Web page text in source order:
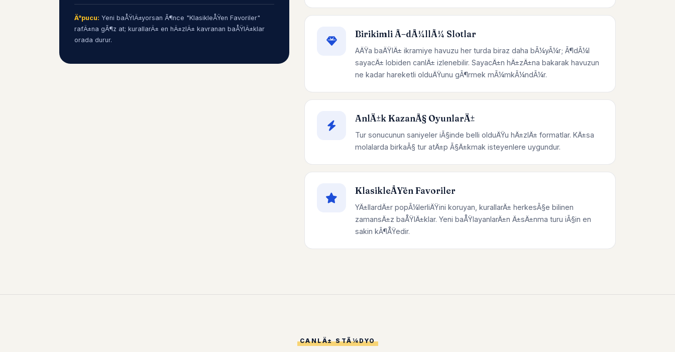
Ä°pucu: Yeni baÅŸlÄ±yorsan Ã¶nce "KlasikleÅŸen Favoriler"
rafÄ±na gÃ¶z at; kurallarÄ± en hÄ±zlÄ± kavranan baÅŸlÄ±klar
orada durur.
Birikimli Ã–dÃ¼llÃ¼ Slotlar
AÄŸa baÄŸlÄ± ikramiye havuzu her turda biraz daha bÃ¼yÃ¼r; Ã¶dÃ¼l
sayacÄ± lobiden canlÄ± izlenebilir. SayacÄ±n hÄ±zÄ±na bakarak havuzun
ne kadar hareketli olduÄŸunu gÃ¶rmek mÃ¼mkÃ¼ndÃ¼r.
AnlÄ±k KazanÃ§ OyunlarÄ±
Tur sonucunun saniyeler iÃ§inde belli olduÄŸu hÄ±zlÄ± formatlar. KÄ±sa
molalarda birkaÃ§ tur atÄ±p Ã§Ä±kmak isteyenlere uygundur.
KlasikleÅŸen Favoriler
YÄ±llardÄ±r popÃ¼lerliÄŸini koruyan, kurallarÄ± herkesÃ§e bilinen
zamansÄ±z baÅŸlÄ±klar. Yeni baÅŸlayanlarÄ±n Ä±sÄ±nma turu iÃ§in en
sakin kÃ¶ÅŸedir.
CANLÄ± STÃ¼DYO